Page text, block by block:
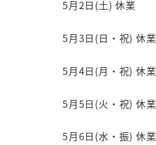
5月2日(土) 休業
5月3日(日・祝) 休業
5月4日(月・祝) 休業
5月5日(火・祝) 休業
5月6日(水・振) 休業